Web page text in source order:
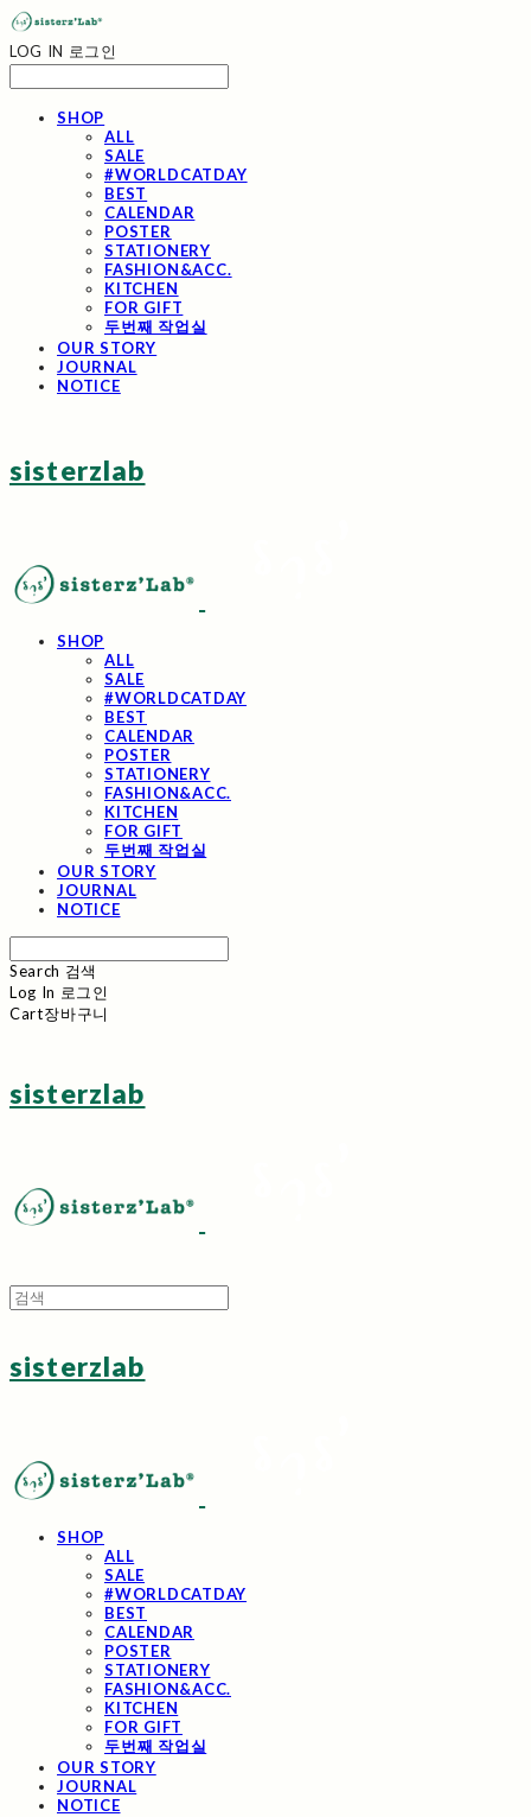
LOG IN 로그인
SHOP
ALL
SALE
#WORLDCATDAY
BEST
CALENDAR
POSTER
STATIONERY
FASHION&ACC.
KITCHEN
FOR GIFT
두번째 작업실
OUR STORY
JOURNAL
NOTICE
sisterzlab
SHOP
ALL
SALE
#WORLDCATDAY
BEST
CALENDAR
POSTER
STATIONERY
FASHION&ACC.
KITCHEN
FOR GIFT
두번째 작업실
OUR STORY
JOURNAL
NOTICE
Search 검색
Log In 로그인
Cart장바구니
sisterzlab
sisterzlab
SHOP
ALL
SALE
#WORLDCATDAY
BEST
CALENDAR
POSTER
STATIONERY
FASHION&ACC.
KITCHEN
FOR GIFT
두번째 작업실
OUR STORY
JOURNAL
NOTICE